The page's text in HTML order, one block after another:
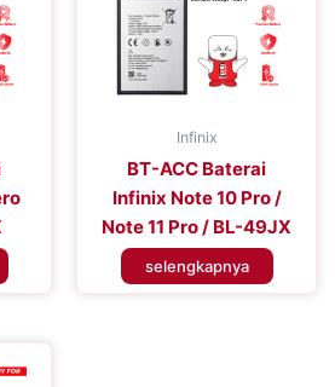
Infinix
BT-ACC Baterai
Infinix Note 10 Pro /
Note 11 Pro / BL-49JX
selengkapnya